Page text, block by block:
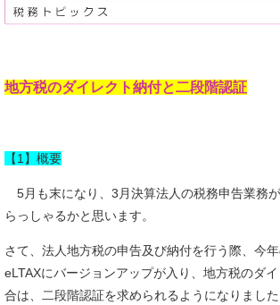
地方税のダイレクト納付と二段階認証
【1】概要
5月も末になり、3月決算法人の税務申告業務
らっしゃるかと思います。
さて、法人地方税の申告及び納付を行う際、今
eLTAXにバージョンアップが入り、地方税のダ
合は、二段階認証を求められるようになりました